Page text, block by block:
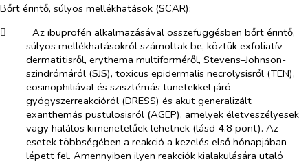
Bőrt érintő, súlyos mellékhatások (SCAR):
​
Az ibuprofén alkalmazásával összefüggésben bőrt érintő,
súlyos mellékhatásokról számoltak be, köztük exfoliatív
dermatitisről, erythema multiforméről, Stevens–Johnson-
szindrómáról (SJS), toxicus epidermalis necrolysisről (TEN),
eosinophiliával és szisztémás tünetekkel járó
gyógyszerreakcióról (DRESS) és akut generalizált
exanthemás pustulosisról (AGEP), amelyek életveszélyesek
vagy halálos kimenetelűek lehetnek (lásd 4.8 pont). Az
esetek többségében a reakció a kezelés első hónapjában
lépett fel. Amennyiben ilyen reakciók kialakulására utaló